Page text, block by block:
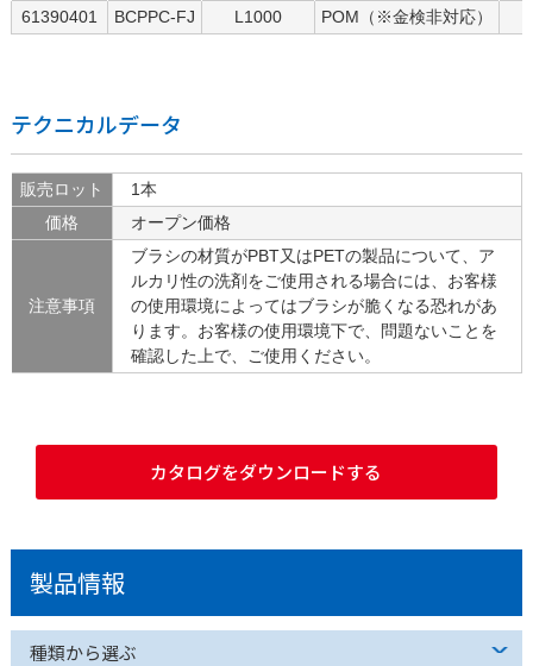
61390401
BCPPC-FJ
L1000
POM（※金検非対応）
テクニカルデータ
販売ロット
1本
価格
オープン価格
注意事項
ブラシの材質がPBT又はPETの製品について、ア
ルカリ性の洗剤をご使用される場合には、お客様
の使用環境によってはブラシが脆くなる恐れがあ
ります。お客様の使用環境下で、問題ないことを
確認した上で、ご使用ください。
カタログをダウンロードする
製品情報
種類から選ぶ